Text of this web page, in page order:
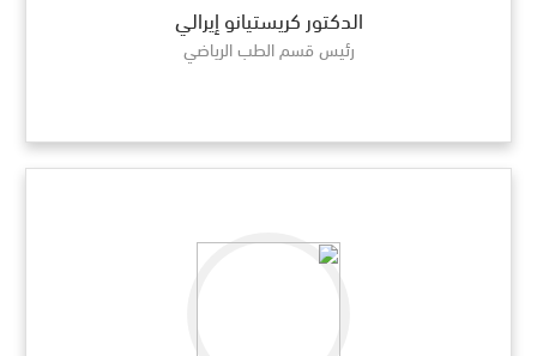
الدكتور كريستيانو إيرالي
رئيس قسم الطب الرياضي